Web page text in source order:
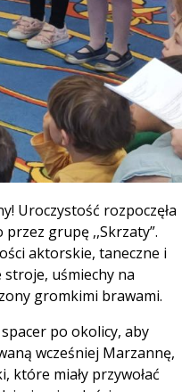
Uroczystość rozpoczęła
grupę ,,Skrzaty”.
aktorskie, taneczne i
uśmiechy na
gromkimi brawami.
po okolicy, aby
wcześniej Marzannę,
które miały przywołać